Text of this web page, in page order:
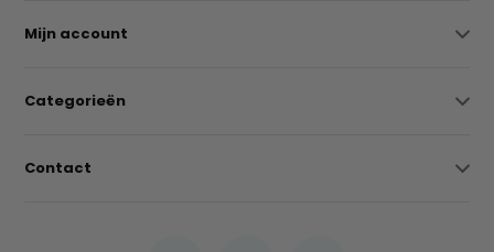
Mijn account
Categorieën
Contact